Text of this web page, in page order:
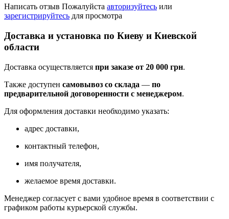
Написать отзыв Пожалуйста авторизуйтесь или
зарегистрируйтесь для просмотра
Доставка и установка по Киеву и Киевской
области
Доставка осуществляется при заказе от 20 000 грн.
Также доступен самовывоз со склада — по
предварительной договоренности с менеджером.
Для оформления доставки необходимо указать:
адрес доставки,
контактный телефон,
имя получателя,
желаемое время доставки.
Менеджер согласует с вами удобное время в соответствии с
графиком работы курьерской службы.